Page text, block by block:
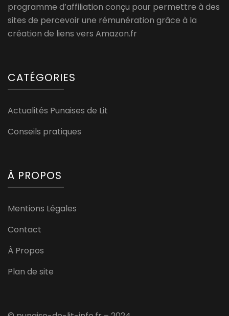
programme d’affiliation conçu pour permettre à des
sites de percevoir une rémunération grâce à la
création de liens vers Amazon.fr
CATÉGORIES
Actualités Punaises de Lit
Conseils pratiques
À PROPOS
Mentions Légales
Contact
À Propos
Plan de site